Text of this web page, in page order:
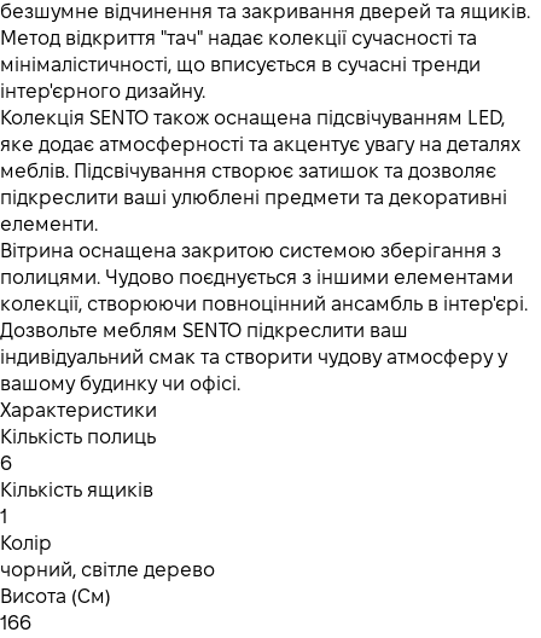
безшумне відчинення та закривання дверей та ящиків.
Метод відкриття "тач" надає колекції сучасності та
мінімалістичності, що вписується в сучасні тренди
інтер'єрного дизайну.
Колекція SENTO також оснащена підсвічуванням LED,
яке додає атмосферності та акцентує увагу на деталях
меблів. Підсвічування створює затишок та дозволяє
підкреслити ваші улюблені предмети та декоративні
елементи.
Вітрина оснащена закритою системою зберігання з
полицями. Чудово поєднується з іншими елементами
колекції, створюючи повноцінний ансамбль в інтер'єрі.
Дозвольте меблям SENTO підкреслити ваш
індивідуальний смак та створити чудову атмосферу у
вашому будинку чи офісі.
Характеристики
Кількість полиць
6
Кількість ящиків
1
Колір
чорний, світле дерево
Висота (См)
166